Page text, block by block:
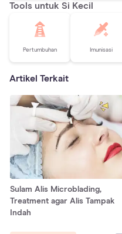
Tools untuk Si Kecil
Pertumbuhan Imunisasi
Artikel Terkait
Sulam Alis Microblading,
Treatment agar Alis Tampak
Indah